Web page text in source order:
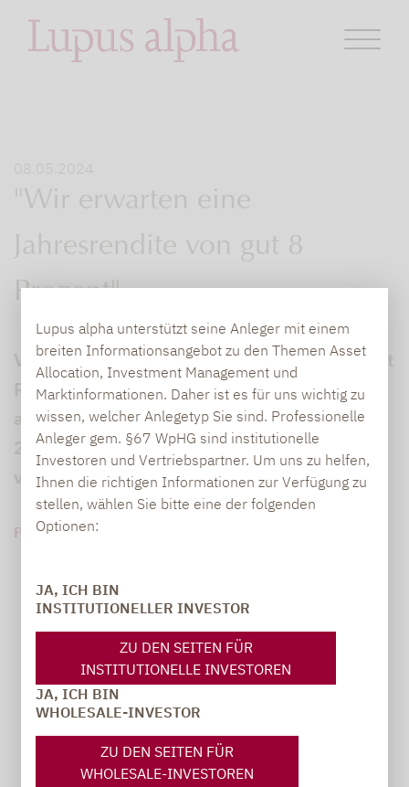
Lupus alpha unterstützt seine Anleger mit einem
breiten Informationsangebot zu den Themen Asset
Allocation, Investment Management und
Marktinformationen. Daher ist es für uns wichtig zu
wissen, welcher Anlegetyp Sie sind. Professionelle
Anleger gem. §67 WpHG sind institutionelle
Investoren und Vertriebspartner. Um uns zu helfen,
Ihnen die richtigen Informationen zur Verfügung zu
stellen, wählen Sie bitte eine der folgenden
Optionen:
JA, ICH BIN
INSTITUTIONELLER INVESTOR
ZU DEN SEITEN FÜR
INSTITUTIONELLE INVESTOREN
JA, ICH BIN
WHOLESALE-INVESTOR
ZU DEN SEITEN FÜR
WHOLESALE-INVESTOREN
08.05.2024
"Wir erwarten eine
Jahresrendite von gut 8
Prozent"
Volatilitätsstrategien haben 2023 12 Prozent
Rendite erzielt - und das korreliert zu
anderen Assetklassen. Doch geht die Party
2024 weiter? Ein Gespräch mit Mark Ritter
von Lupus alpha.
PDF HERUNTERLADEN (434 KB)